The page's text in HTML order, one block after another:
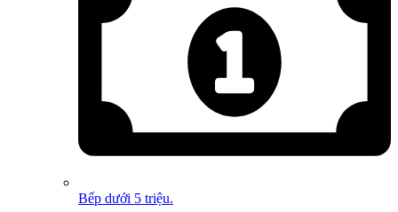
Bếp dưới 5 triệu.